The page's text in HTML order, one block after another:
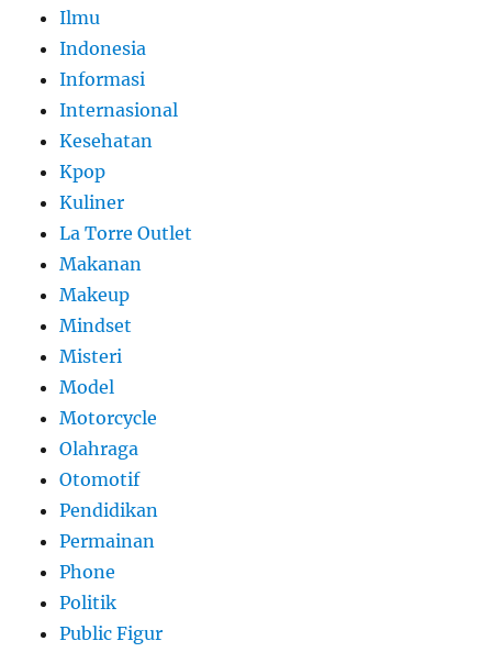
Ilmu
Indonesia
Informasi
Internasional
Kesehatan
Kpop
Kuliner
La Torre Outlet
Makanan
Makeup
Mindset
Misteri
Model
Motorcycle
Olahraga
Otomotif
Pendidikan
Permainan
Phone
Politik
Public Figur